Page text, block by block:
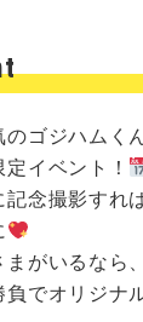
のゴジハムく
定イベント！
記念撮影すれ
まがいるなら
負でオリジナ